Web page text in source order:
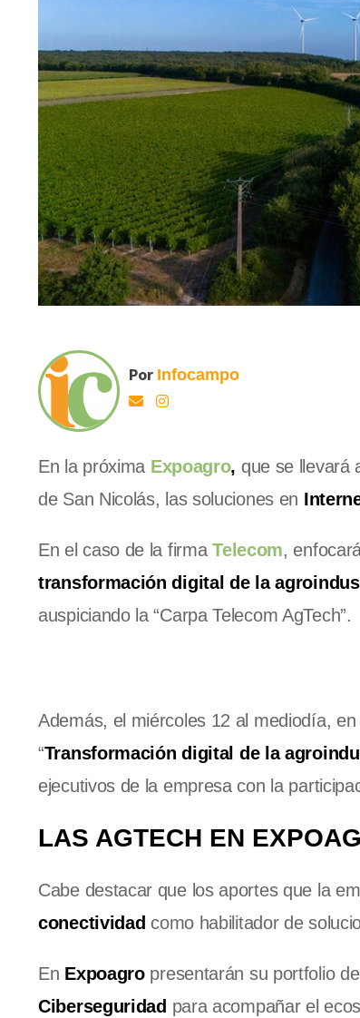
Por Infocampo
En la próxima Expoagro, que se llevará
de San Nicolás, las soluciones en
En el caso de la firmaTelecom,
transformación digital de la
auspiciando la “Carpa Telecom AgTech”.
Además, el miércoles 12 al mediodía,
“Transformación digital de la
ejecutivos de la empresa con la
LAS AGTECH EN
Cabe destacar que los aportes que la
conectividad como habilitador de
En Expoagropresentarán su portfolio
Ciberseguridad para acompañar el